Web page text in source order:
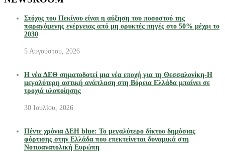
Στόχος του Πεκίνου είναι η αύξηση του ποσοστού της
παραγόμενης ενέργειας από μη ορυκτές πηγές στο 50% μέχρι το
2030
5 Αυγούστου, 2026
Η νέα ΔΕΘ σηματοδοτεί μια νέα εποχή για τη Θεσσαλονίκη-Η
μεγαλύτερη αστική ανάπλαση στη Βόρεια Ελλάδα μπαίνει σε
τροχιά υλοποίησης
30 Ιουλίου, 2026
Πέντε χρόνια ΔΕΗ blue: Το μεγαλύτερο δίκτυο δημόσιας
φόρτισης στην Ελλάδα που επεκτείνεται δυναμικά στη
Νοτιοανατολική Ευρώπη